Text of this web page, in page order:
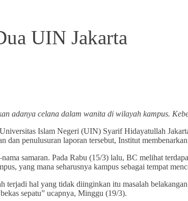
UIN Jakarta
adanya celana dalam wanita di wilayah kampus.
Islam Negeri (UIN) Syarif Hidayatullah
penulusuran laporan tersebut, Institut
samaran. Pada Rabu (15/3) lalu, BC melihat
yang mana seharusnya kampus sebagai tempat
hal yang tidak diinginkan itu masalah
sepatu” ucapnya, Minggu (19/3).